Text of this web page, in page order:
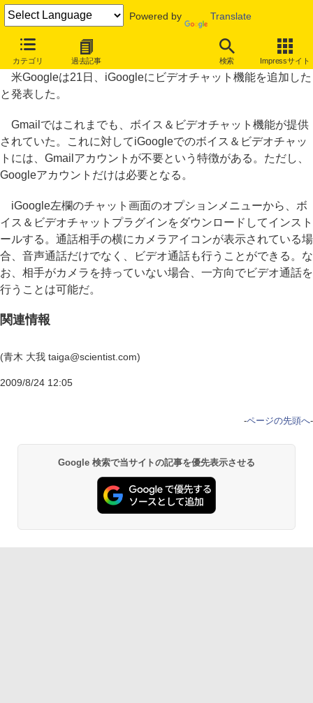
Powered by Translate
カテゴリ 過去記事 検索 Impressサイト
iGoogleにビデオチャット機能追加、Gmailアカウントは不要
米Googleは21日、iGoogleにビデオチャット機能を追加した
と発表した。
Gmailではこれまでも、ボイス＆ビデオチャット機能が提供
されていた。これに対してiGoogleでのボイス＆ビデオチャッ
トには、Gmailアカウントが不要という特徴がある。ただし、
Googleアカウントだけは必要となる。
iGoogle左欄のチャット画面のオプションメニューから、ボ
イス＆ビデオチャットプラグインをダウンロードしてインスト
ールする。通話相手の横にカメラアイコンが表示されている場
合、音声通話だけでなく、ビデオ通話も行うことができる。な
お、相手がカメラを持っていない場合、一方向でビデオ通話を
行うことは可能だ。
関連情報
(青木 大我 taiga@scientist.com)
2009/8/24 12:05
-ページの先頭へ-
Google 検索で当サイトの記事を優先表示させる